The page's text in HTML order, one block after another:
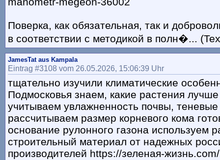
Поверка, как обязательная, так и
в соответствии с методикой в полн�...
JamesTat aus Kampala
Eintrag #3108 vom 26.05.2026, 15:06:39 Uhr
тщательно изучили климатические
Подмосковья знаем, какие растения
учитываем увлажненность почвы, теневые
рассчитываем размер корневого кома
основание рулонного газона используем
строительный материал от надежных
производителей https://зеленая-